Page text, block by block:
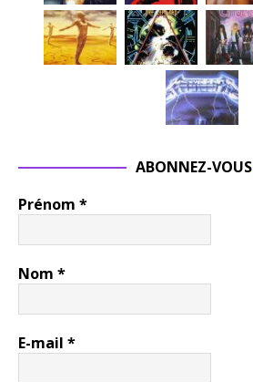
ABONNEZ-VOUS
Prénom *
Nom *
E-mail *